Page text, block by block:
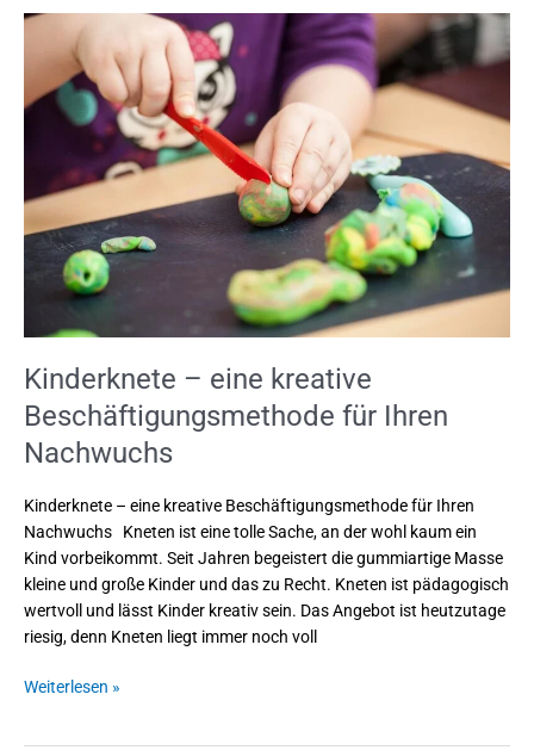
Kinderknete – eine kreative
Beschäftigungsmethode für Ihren
Nachwuchs
Kinderknete – eine kreative Beschäftigungsmethode für Ihren
Nachwuchs Kneten ist eine tolle Sache, an der wohl kaum ein
Kind vorbeikommt. Seit Jahren begeistert die gummiartige Masse
kleine und große Kinder und das zu Recht. Kneten ist pädagogisch
wertvoll und lässt Kinder kreativ sein. Das Angebot ist heutzutage
riesig, denn Kneten liegt immer noch voll
Kinderknete
kreative
Beschäftigungsmethode
Ihren
Nachwuchs
Weiterlesen »